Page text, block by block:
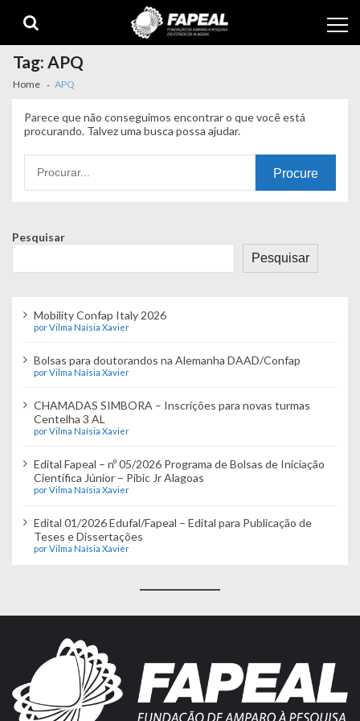
navigation
content
Tag:APQ
Home APQ
Parece que não conseguimos encontrar o que você está
procurando. Talvez uma busca possa ajudar.
por:
Pesquisar
Pesquisar
Mobility Confap Italy 2026
por Vilma Naísia Xavier
Bolsas para doutorandos na Alemanha DAAD/Confap
por Vilma Naísia Xavier
CHAMADAS SIMBORA – Inscrições para novas turmas
Centelha 3 AL
por Vilma Naísia Xavier
Edital Fapeal – nº 05/2026 Programa de Bolsas de Iniciação
Científica Júnior – Pibic Jr Alagoas
por Vilma Naísia Xavier
Edital 01/2026 Edufal/Fapeal – Edital para Publicação de
Teses e Dissertações
por Vilma Naísia Xavier